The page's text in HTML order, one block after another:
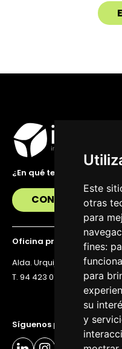
Este
otras
para
fines:
para
su
y
Síguenos para estar al
¿En qué te podemos
CONTÁCTANOS
Oficina principal
Alda. Urquijo 36, 6ª planta,
T. 94 423 07 43